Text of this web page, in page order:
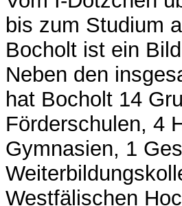
bis zum Studium
Bocholt ist ein
Neben den
hat Bocholt 14
Förderschulen, 4
Gymnasien, 1
Westfälischen